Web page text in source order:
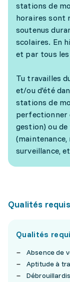
stations de
horaires sont
soutenus
scolaires. En
et par tous
Tu travailles
et/ou d'été
stations de
perfectionner
gestion) ou
surveillance,
Qualités
Qualités
Absence de
Aptitude à